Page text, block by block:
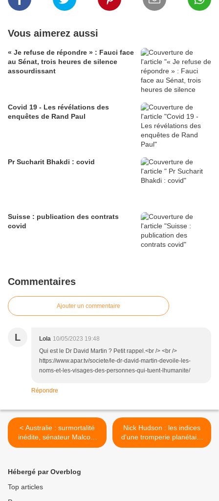
Vous aimerez aussi
« Je refuse de répondre » : Fauci face
au Sénat, trois heures de silence
assourdissant
Covid 19 - Les révélations des
enquêtes de Rand Paul
Pr Sucharit Bhakdi : covid
Suisse : publication des contrats
covid
Commentaires
Ajouter un commentaire
L Lola 10/05/2023 19:48
Qui est le Dr David Martin ? Petit rappel.<br /> <br />
https://www.apar.tv/societe/le-dr-david-martin-devoile-les-
noms-et-les-visages-des-personnes-qui-tuent-lhumanite/
Répondre
< Australie : surmortalité
inédite, sénateur Malcom
Roberts
Nick Hudson : les indices
d'une tromperie planétaire
>
Hébergé par Overblog
Top articles